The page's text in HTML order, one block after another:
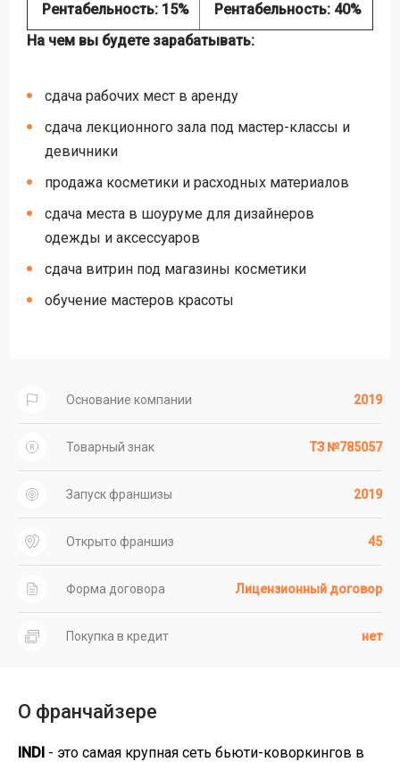
Рентабельность: 15%
Рентабельность: 40%
На чем вы будете зарабатывать:
сдача рабочих мест в аренду
сдача лекционного зала под мастер-классы и
девичники
продажа косметики и расходных материалов
сдача места в шоуруме для дизайнеров
одежды и аксессуаров
сдача витрин под магазины косметики
обучение мастеров красоты
Основание компании 2019
Товарный знак ТЗ №785057
Запуск франшизы 2019
Открыто франшиз 45
Форма договора Лицензионный договор
Покупка в кредит нет
О франчайзере
INDI - это самая крупная сеть бьюти-коворкингов в